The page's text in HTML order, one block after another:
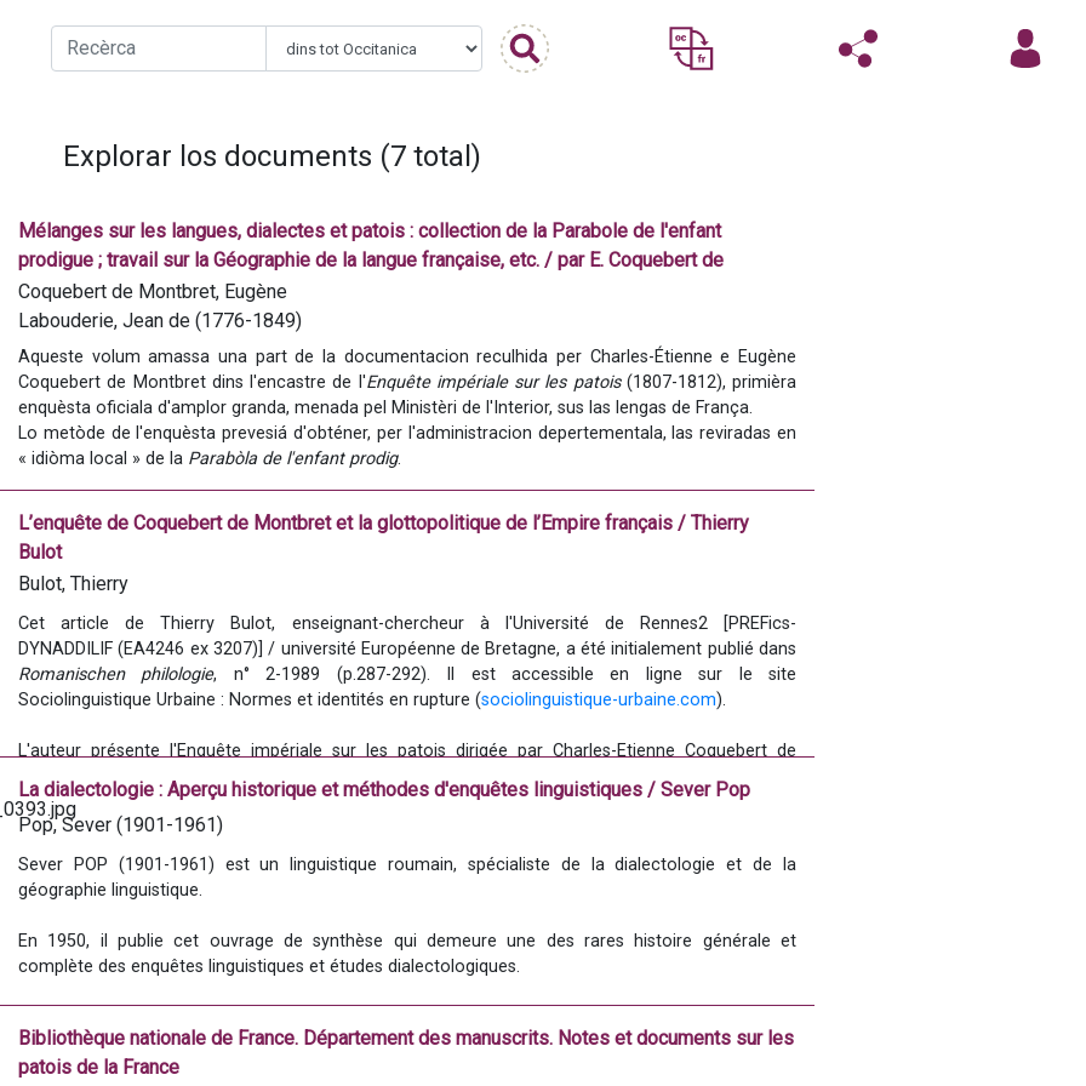
Explorar los documents (7 total)
Mélanges sur les langues, dialectes et patois : collection de la Parabole de l'enfant
prodigue ; travail sur la Géographie de la langue française, etc. / par E. Coquebert de
Montbret et J. Labouderie
Coquebert de Montbret, Eugène
Labouderie, Jean de (1776-1849)
Aqueste volum amassa una part de la documentacion reculhida per Charles-Étienne e Eugène
Coquebert de Montbret dins l'encastre de l'Enquête impériale sur les patois (1807-1812), primièra
enquèsta oficiala d'amplor granda, menada pel Ministèri de l'Interior, sus las lengas de França.
Lo metòde de l'enquèsta prevesiá d'obténer, per l'administracion depertementala, las reviradas en
« idiòma local » de la Parabòla de l'enfant prodig.
>> Accedir al document sus Google books
L’enquête de Coquebert de Montbret et la glottopolitique de l’Empire français / Thierry
Bulot
Bulot, Thierry
Cet article de Thierry Bulot, enseignant-chercheur à l'Université de Rennes2 [PREFics-
Romanischen philologie, n° 2-1989 (p.287-292). Il est accessible en ligne sur le site
Sociolinguistique Urbaine : Normes et identités en rupture (sociolinguistique-urbaine.com).
L'auteur présente l'Enquête impériale sur les patois dirigée par Charles-Etienne Coquebert de
Montbert et son fils Eugène pour le Ministère de l'Intérieur en analysant en particulier ses enjeux
politiques.
Lire l'article sur le site Sociolinguistique Urbaine.
La dialectologie : Aperçu historique et méthodes d'enquêtes linguistiques / Sever Pop
Pop, Sever (1901-1961)
Sever POP (1901-1961) est un linguistique roumain, spécialiste de la dialectologie et de la
géographie linguistique.
En 1950, il publie cet ouvrage de synthèse qui demeure une des rares histoire générale et
complète des enquêtes linguistiques et études dialectologiques.
de la Révolution jusqu'au XXe siècle et en particulier sur les travaux concernant la langue occitane.
Bibliothèque nationale de France. Département des manuscrits. Notes et documents sur les
patois de la France